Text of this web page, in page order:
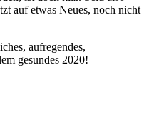
auf etwas Neues, noch nicht
aufregendes,
gesundes 2020!